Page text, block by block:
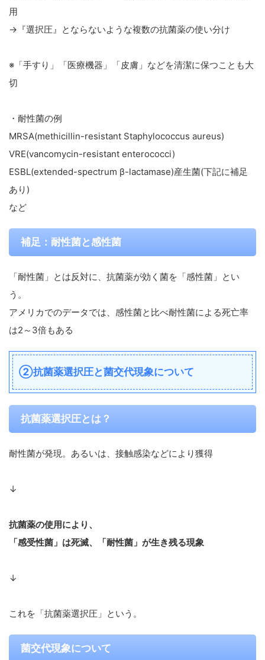
用
→『選択圧』とならないような複数の抗菌薬の使い分け
※「手すり」「医療機器」「皮膚」などを清潔に保つことも大
切
・耐性菌の例
MRSA(methicillin-resistant Staphylococcus aureus)
VRE(vancomycin-resistant enterococci)
ESBL(extended-spectrum β-lactamase)産生菌(下記に補足
あり)
など
補足：耐性菌と感性菌
「耐性菌」とは反対に、抗菌薬が効く菌を「感性菌」とい
う。
アメリカでのデータでは、感性菌と比べ耐性菌による死亡率
は2～3倍もある
②抗菌薬選択圧と菌交代現象について
抗菌薬選択圧とは？
耐性菌が発現。あるいは、接触感染などにより獲得
↓
抗菌薬の使用により、
「感受性菌」は死滅、「耐性菌」が生き残る現象
↓
これを「抗菌薬選択圧」という。
菌交代現象について